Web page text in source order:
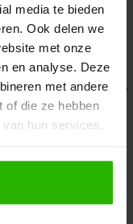
media te bieden
Ook delen we
met onze
en analyse. Deze
met andere
of die ze hebben
hun services.
Voordeeluitjes.nl
en
has occurred while
console for more